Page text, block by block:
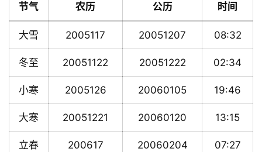
节气 农历 公历 时间
大雪 2005117 20051207 08:32
冬至 20051122 20051222 02:34
小寒 2005126 20060105 19:46
大寒 20051221 20060120 13:15
立春 200617 20060204 07:27